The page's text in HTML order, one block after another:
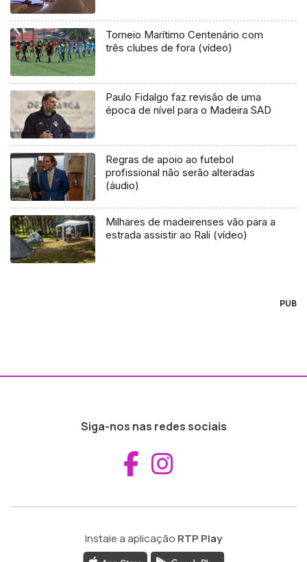
Torneio Marítimo Centenário com
três clubes de fora (vídeo)
Paulo Fidalgo faz revisão de uma
época de nível para o Madeira SAD
Regras de apoio ao futebol
profissional não serão alteradas
(áudio)
Milhares de madeirenses vão para a
estrada assistir ao Rali (vídeo)
PUB
Siga-nos nas redes sociais
Aceder ao
Instale a aplicação RTP Play